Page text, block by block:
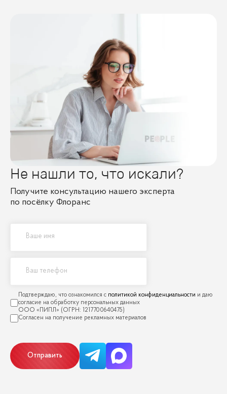
Не нашли то, что искали?
Получите консультацию нашего эксперта
по посёлку Флоранс
политикой конфиденциальности
Отправить